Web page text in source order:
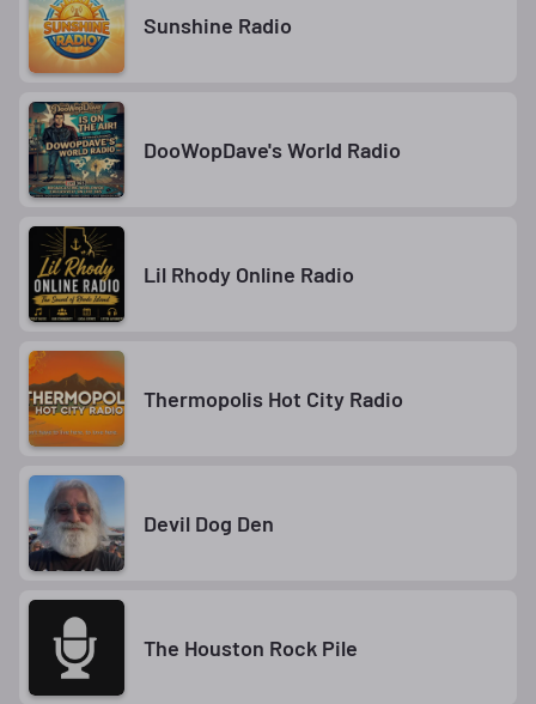
Sunshine Radio
DooWopDave's World Radio
Lil Rhody Online Radio
Thermopolis Hot City Radio
Devil Dog Den
The Houston Rock Pile